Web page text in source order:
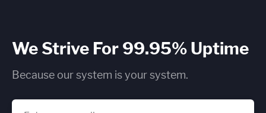
We Strive For 99.95% Uptime
Because our system is your system.